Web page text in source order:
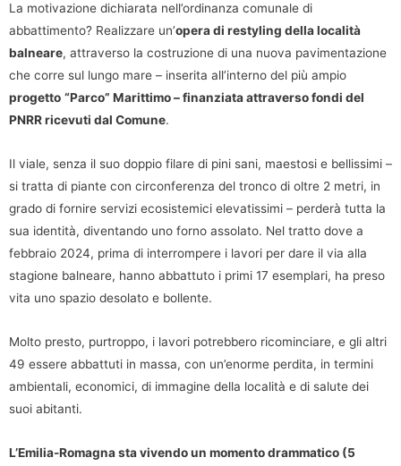
La motivazione dichiarata nell’ordinanza comunale di
abbattimento? Realizzare un’opera di restyling della località
balneare, attraverso la costruzione di una nuova pavimentazione
che corre sul lungo mare – inserita all’interno del più ampio
progetto “Parco” Marittimo – finanziata attraverso fondi del
PNRR ricevuti dal Comune.
Il viale, senza il suo doppio filare di pini sani, maestosi e bellissimi –
si tratta di piante con circonferenza del tronco di oltre 2 metri, in
grado di fornire servizi ecosistemici elevatissimi – perderà tutta la
sua identità, diventando uno forno assolato. Nel tratto dove a
febbraio 2024, prima di interrompere i lavori per dare il via alla
stagione balneare, hanno abbattuto i primi 17 esemplari, ha preso
vita uno spazio desolato e bollente.
Molto presto, purtroppo, i lavori potrebbero ricominciare, e gli altri
49 essere abbattuti in massa, con un’enorme perdita, in termini
ambientali, economici, di immagine della località e di salute dei
suoi abitanti.
L’Emilia-Romagna sta vivendo un momento drammatico (5